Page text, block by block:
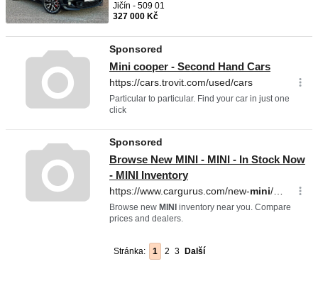
Jičín - 509 01
327 000 Kč
Stránka: 1 2 3 Další